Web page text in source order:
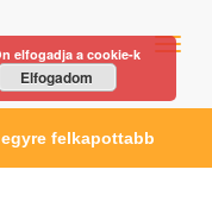
felkapottabb
elfogadja a cookie-k
Elfogadom